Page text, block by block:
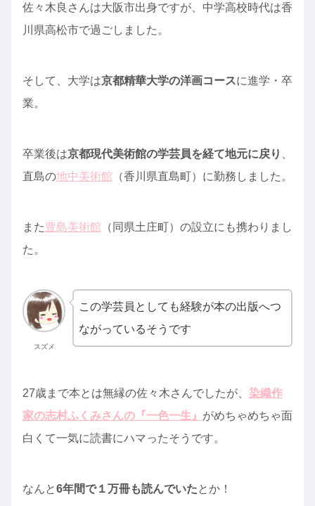
佐々木良さんは大阪市出身ですが、中学高校時代は香
川県高松市で過ごしました。
そして、大学は京都精華大学の洋画コースに進学・卒
業。
卒業後は京都現代美術館の学芸員を経て地元に戻り
直島の地中美術館 （香川県直島町）に勤務しました。
また 豊島美術館 （同県土庄町）の設立にも携わりまし
た。
スズメ
この学芸員としても経験が本の出版へつ
ながっているそうです
27歳まで本とは無縁の佐々木さんでしたが、 染織作
家の志村ふくみさんの『一色一生』 がめちゃめちゃ面
白くて一気に読書にハマったそうです。
なんと6年間で１万冊も読んでいたとか！